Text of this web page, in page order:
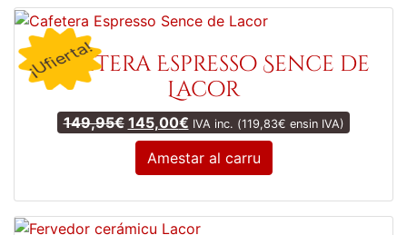
¡Ufierta!
Cafetera Espresso Sence de
Lacor
149,95€ Original price was: 149,95€.
145,00€Current price is: 145,00€.
IVA inc. (119,83€ ensin IVA)
Amestar al carru